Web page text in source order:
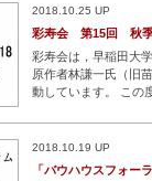
2018.10.25 UP
彩寿会 第15回 秋
彩寿会は，早稲田大
原作者林謙一氏（旧
動しています。 この
00） □場…続きを読む
2018.10.19 UP
「バウハウスフォー